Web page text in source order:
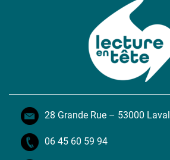
28 Grande Rue – 53000 Laval
06 45 60 59 94